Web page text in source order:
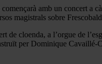
amb un concert
magistrals sobre
cloenda, a l’orgue de
per Dominique